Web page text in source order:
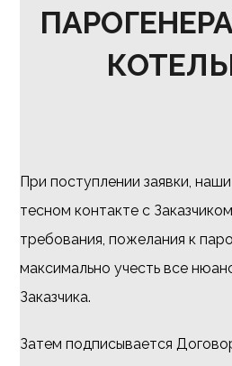
При поступлении заявки,
тесном контакте с
требования, пожелания к
максимально учесть все
Заказчика.
Затем подписывается